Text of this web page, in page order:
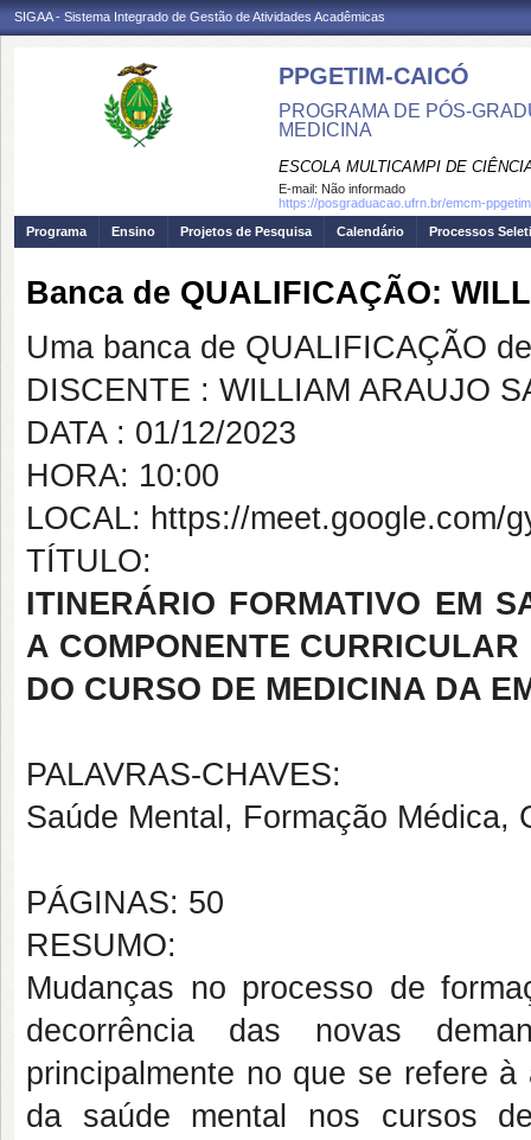
SIGAA - Sistema Integrado de Gestão de Atividades Acadêmicas
PPGETIM-CAICÓ
PROGRAMA DE PÓS-
MEDICINA
ESCOLA MULTICAMPI DE
E-mail: Não informado
https://posgraduacao.ufrn.br/emcm-ppgetim
Programa
Ensino Projetos de Pesquisa Calendário Processos
Banca de QUALIFICAÇÃO:
Uma banca de QUALIFICAÇÃO
DISCENTE : WILLIAM ARAUJO
DATA : 01/12/2023
HORA: 10:00
LOCAL: https://meet.google.com/
TÍTULO:
ITINERÁRIO FORMATIVO EM
A COMPONENTE
DO CURSO DE MEDICINA DA
PALAVRAS-CHAVES:
Saúde Mental, Formação Médica,
PÁGINAS: 50
RESUMO:
Mudanças no processo de
decorrência das novas
principalmente no que se refere
da saúde mental nos cursos